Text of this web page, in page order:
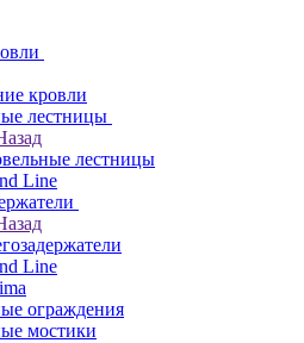
кровли
лестницы
лестницы
Line
Line
ограждения
мостики